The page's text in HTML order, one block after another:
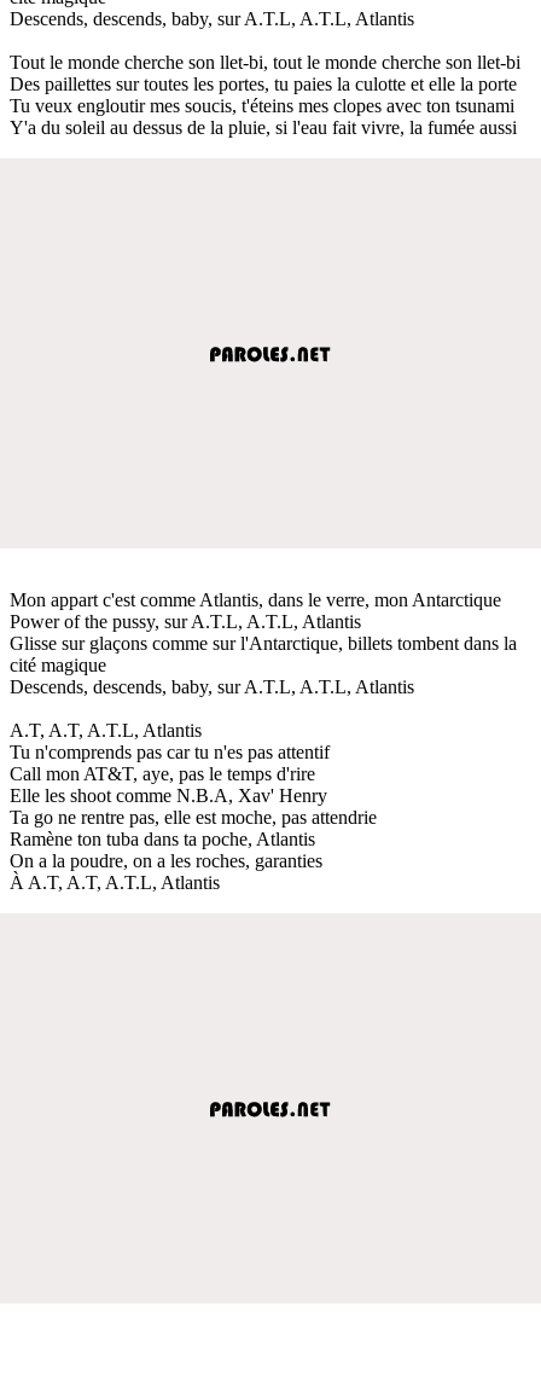
Descends, descends, baby, sur A.T.L, A.T.L, Atlantis
Tout le monde cherche son llet-bi, tout le monde cherche son llet-bi
Des paillettes sur toutes les portes, tu paies la culotte et elle la porte
Tu veux engloutir mes soucis, t'éteins mes clopes avec ton tsunami
Y'a du soleil au dessus de la pluie, si l'eau fait vivre, la fumée aussi
Mon appart c'est comme Atlantis, dans le verre, mon Antarctique
Power of the pussy, sur A.T.L, A.T.L, Atlantis
Glisse sur glaçons comme sur l'Antarctique, billets tombent dans la
cité magique
Descends, descends, baby, sur A.T.L, A.T.L, Atlantis
A.T, A.T, A.T.L, Atlantis
Tu n'comprends pas car tu n'es pas attentif
Call mon AT&T, aye, pas le temps d'rire
Elle les shoot comme N.B.A, Xav' Henry
Ta go ne rentre pas, elle est moche, pas attendrie
Ramène ton tuba dans ta poche, Atlantis
On a la poudre, on a les roches, garanties
À A.T, A.T, A.T.L, Atlantis